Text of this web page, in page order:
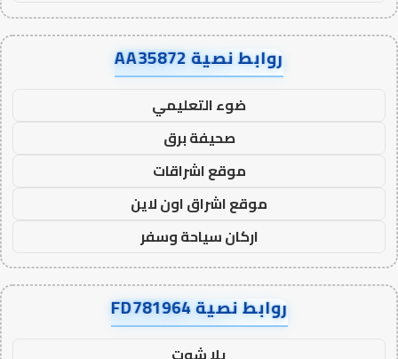
روابط نصية AA35872
ضوء التعليمي
صحيفة برق
موقع اشراقات
موقع اشراق اون لاين
اركان سياحة وسفر
روابط نصية FD781964